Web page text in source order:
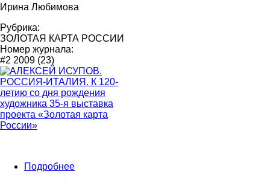
Ирина Любимова
Рубрика:
ЗОЛОТАЯ КАРТА РОССИИ
Номер журнала:
#2 2009 (23)
Подробнее